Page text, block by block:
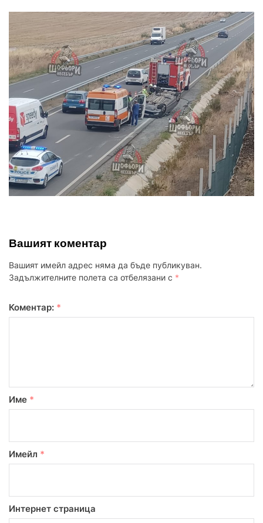
Вашият коментар
Вашият имейл адрес няма да бъде публикуван.
Задължителните полета са отбелязани с *
Коментар: *
Име *
Имейл *
Интернет страница